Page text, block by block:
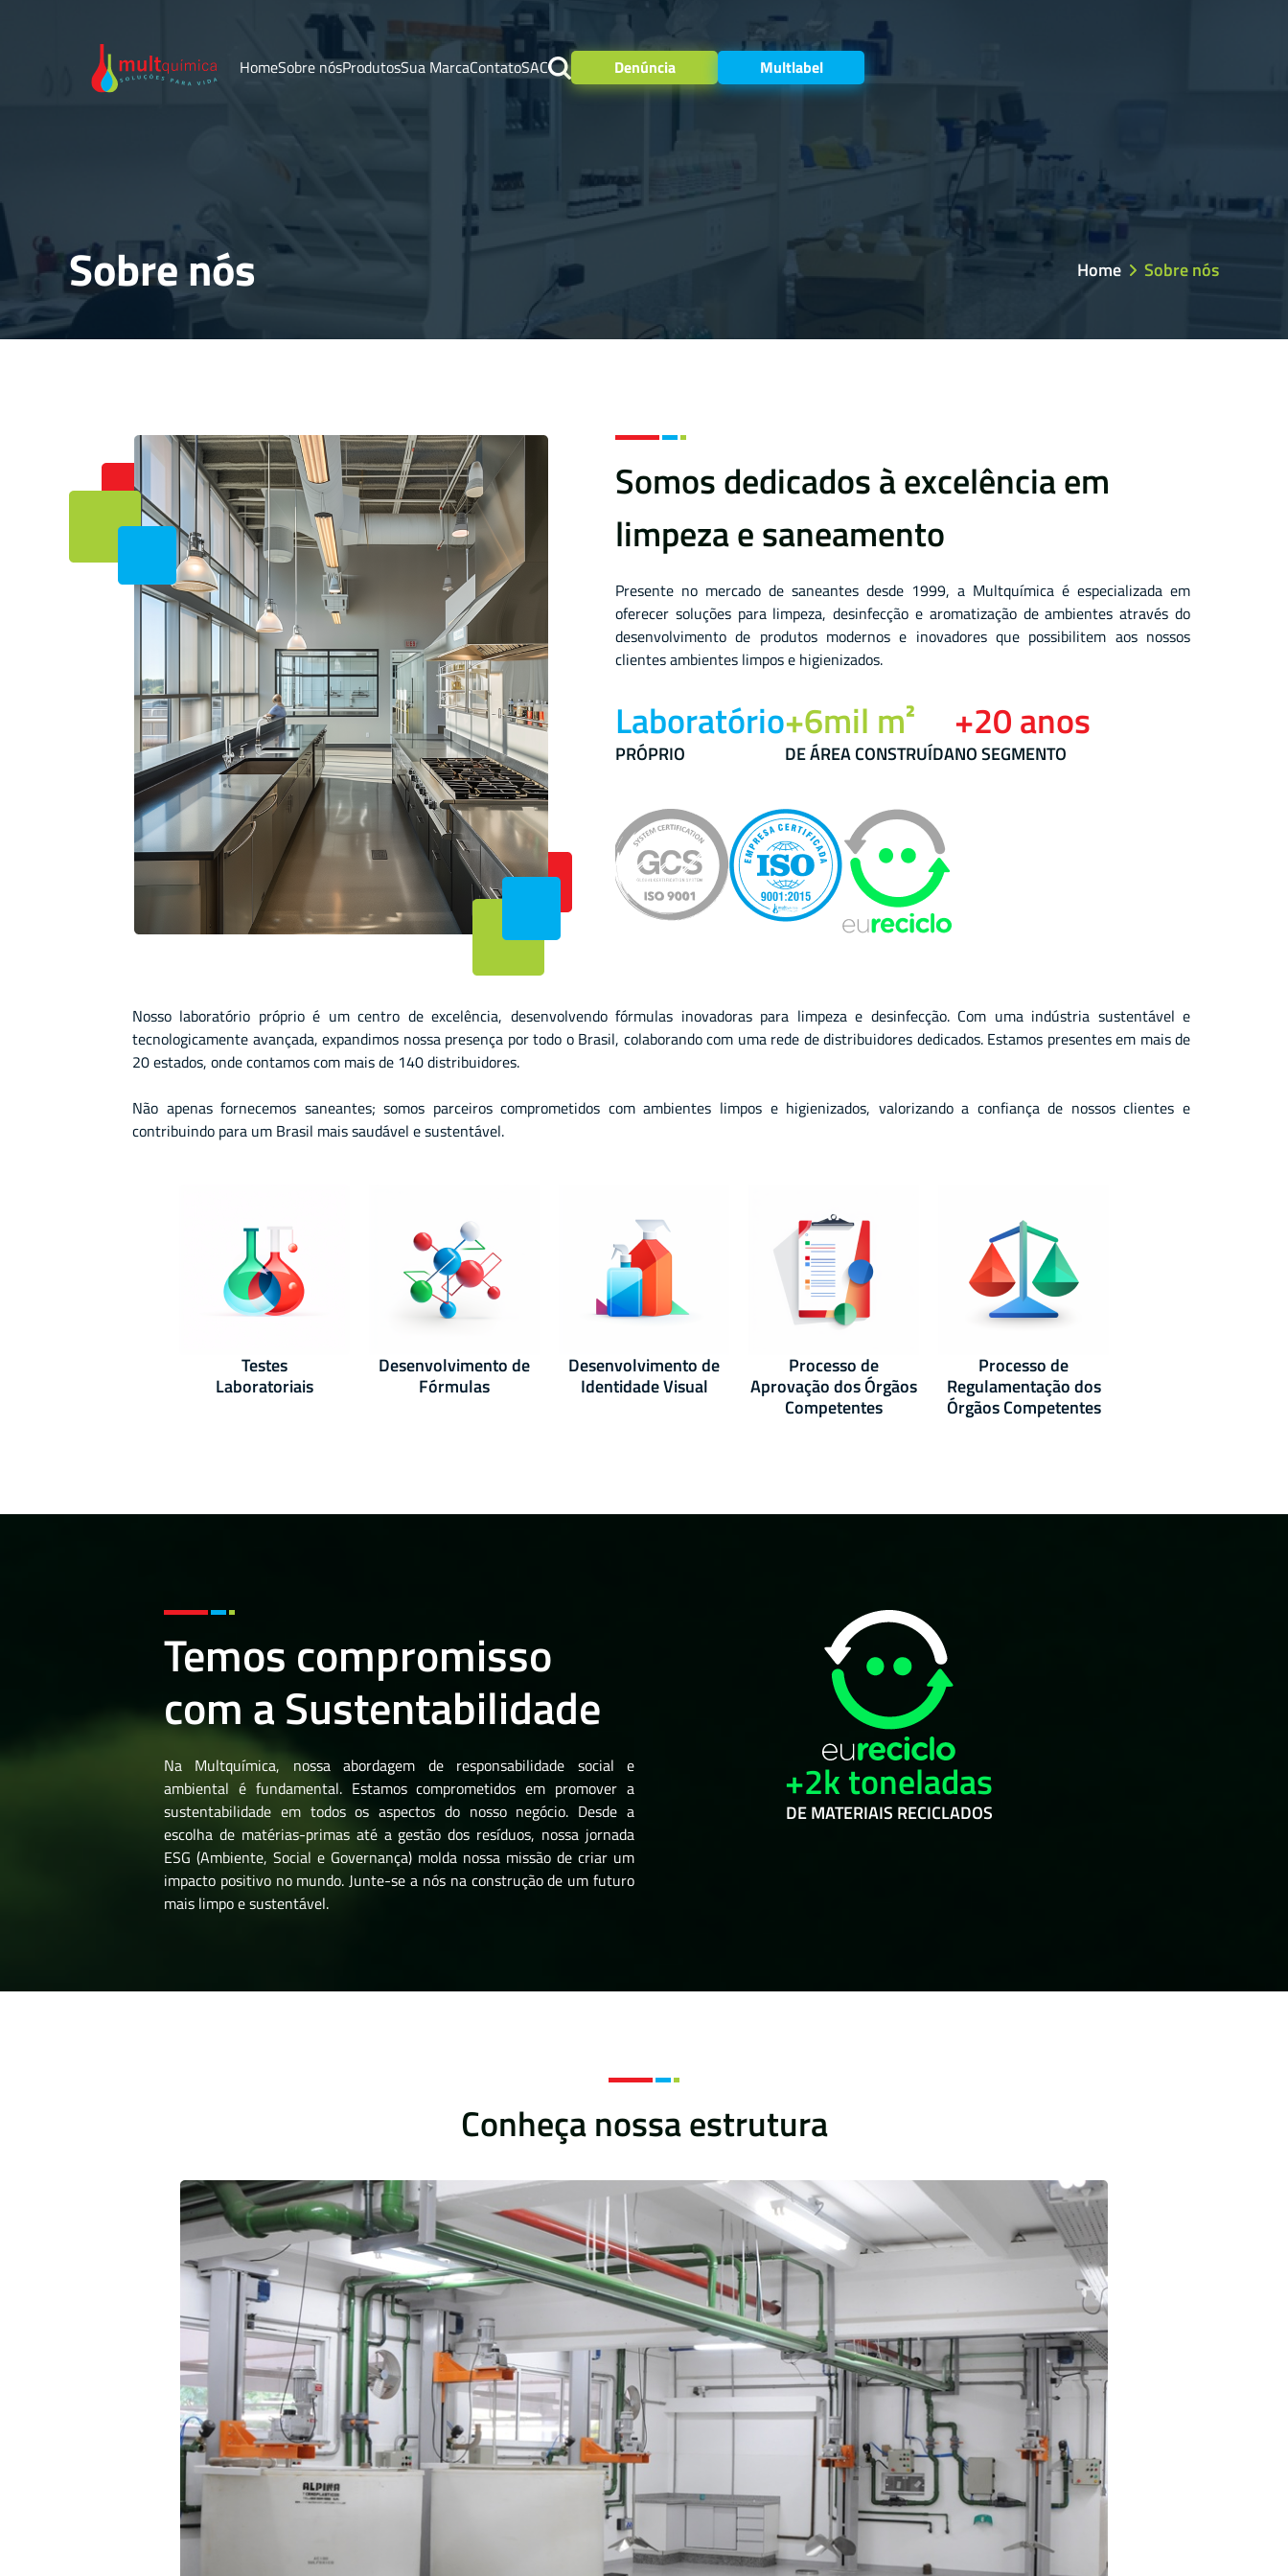
HomeSobre nósProdutosSua MarcaContatoSAC Denúncia Multlabel
Sobre nós Home Sobre nós
Somos dedicados à excelência em
limpeza e saneamento
Presente no mercado de saneantes desde 1999, a Multquímica é especializada em
oferecer soluções para limpeza, desinfecção e aromatização de ambientes através do
desenvolvimento de produtos modernos e inovadores que possibilitem aos nossos
clientes ambientes limpos e higienizados.
Laboratório
PRÓPRIO
+6mil m²
DE ÁREA CONSTRUÍDA
+20 anos
NO SEGMENTO
Nosso laboratório próprio é um centro de excelência, desenvolvendo fórmulas inovadoras para limpeza e desinfecção. Com uma indústria sustentável e
tecnologicamente avançada, expandimos nossa presença por todo o Brasil, colaborando com uma rede de distribuidores dedicados. Estamos presentes em mais de
20 estados, onde contamos com mais de 140 distribuidores.
Não apenas fornecemos saneantes; somos parceiros comprometidos com ambientes limpos e higienizados, valorizando a confiança de nossos clientes e
contribuindo para um Brasil mais saudável e sustentável.
Testes
Laboratoriais
Desenvolvimento de
Fórmulas
Desenvolvimento de
Identidade Visual
Processo de
Aprovação dos Órgãos
Competentes
Processo de
Regulamentação dos
Órgãos Competentes
Temos compromisso
com a Sustentabilidade
Na Multquímica, nossa abordagem de responsabilidade social e
ambiental é fundamental. Estamos comprometidos em promover a
sustentabilidade em todos os aspectos do nosso negócio. Desde a
escolha de matérias-primas até a gestão dos resíduos, nossa jornada
ESG (Ambiente, Social e Governança) molda nossa missão de criar um
impacto positivo no mundo. Junte-se a nós na construção de um futuro
mais limpo e sustentável.
+2k toneladas
DE MATERIAIS RECICLADOS
Conheça nossa estrutura